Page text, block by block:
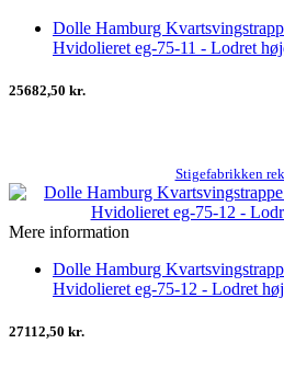
Dolle Hamburg
Hvidolieret eg-75-11 - Lodret
25682,50 kr.
Stigefabrikken
Mere information
Dolle Hamburg
Hvidolieret eg-75-12 - Lodret
27112,50 kr.